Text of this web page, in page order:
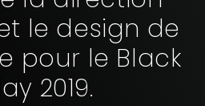
le design de
pour le Black
2019.